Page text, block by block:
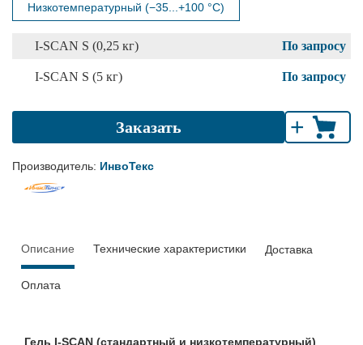
Низкотемпературный (−35...+100 °С)
По запросу
I-SCAN S (0,25 кг)
По запросу
I-SCAN S (5 кг)
Заказать +
Производитель: ИнвоТекс
Описание Технические характеристики Доставка
Оплата
Гель I-SCAN (стандартный и низкотемпературный)